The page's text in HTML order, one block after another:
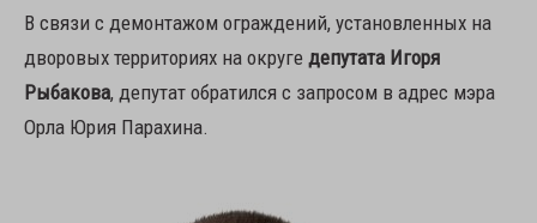
В связи с демонтажом ограждений, установленных на
дворовых территориях на округе депутата Игоря
Рыбакова, депутат обратился с запросом в адрес мэра
Орла Юрия Парахина.